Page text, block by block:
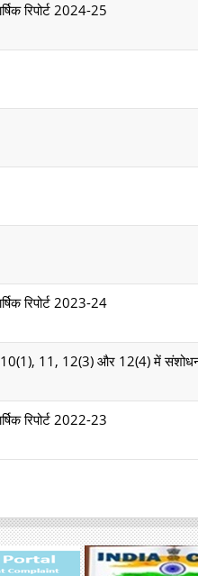
रिपोर्ट 2024-25
रिपोर्ट 2023-24
10(1), 11, 12(3) और 12(4) में
रिपोर्ट 2022-23